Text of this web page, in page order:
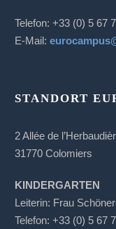
Telefon: +33 (0) 5 67
E-Mail:
STANDORT
2 Allée de
31770 Colomiers
KINDERGARTEN
Leiterin: Frau
Telefon: +33 (0) 5 67